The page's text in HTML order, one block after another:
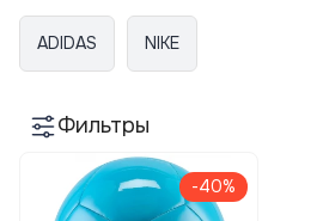
ADIDAS NIKE
Фильтры
-40%